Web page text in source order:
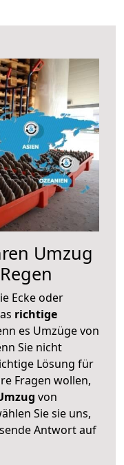
Umzug
Ecke oder
richtige
es Umzüge von
Sie nicht
Lösung für
Fragen wollen,
von
Sie sie uns,
Antwort auf